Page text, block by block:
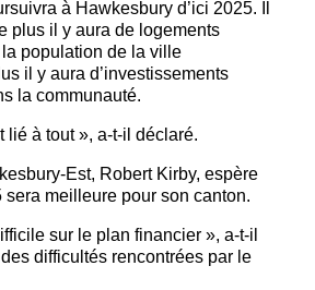
à Hawkesbury d’ici 2025. Il
plus il y aura de logements
population de la ville
il y aura d’investissements
la communauté.
lié à tout », a-t-il déclaré.
Est, Robert Kirby, espère
sera meilleure pour son canton.
sur le plan financier », a-t-il
difficultés rencontrées par le